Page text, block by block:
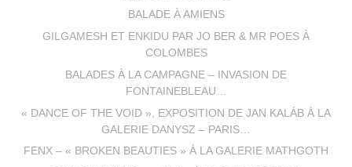
BALADE À AMIENS
GILGAMESH ET ENKIDU PAR JO BER & MR POES À
COLOMBES
BALADES À LA CAMPAGNE – INVASION DE
FONTAINEBLEAU…
« DANCE OF THE VOID », EXPOSITION DE JAN KALÁB À LA
GALERIE DANYSZ – PARIS…
FENX – « BROKEN BEAUTIES » À LA GALERIE MATHGOTH